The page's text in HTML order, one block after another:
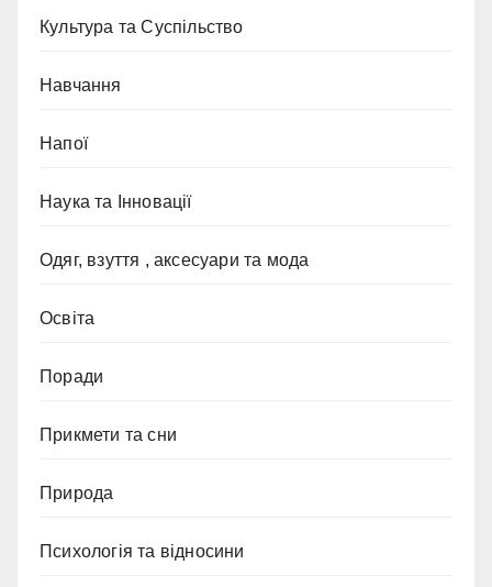
Культура та Суспільство
Навчання
Напої
Наука та Інновації
Одяг, взуття , аксесуари та мода
Освіта
Поради
Прикмети та сни
Природа
Психологія та відносини